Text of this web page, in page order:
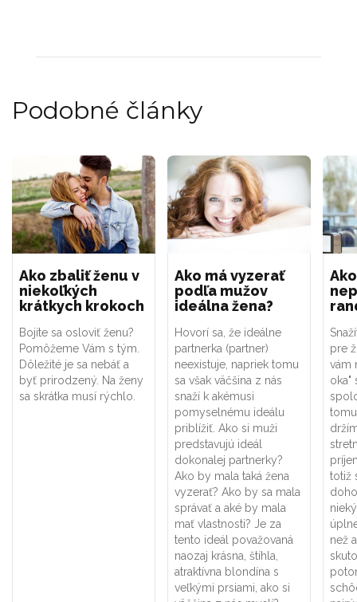
Podobné články
Ako zbaliť ženu v
niekoľkých
krátkych krokoch
Bojíte sa osloviť ženu?
Pomôžeme Vám s tým.
Dôležité je sa nebáť a
byť prirodzený. Na ženy
sa skrátka musí rýchlo.
Ako má vyzerať
podľa mužov
ideálna žena?
Hovorí sa, že ideálne
partnerka (partner)
neexistuje, napriek tomu
sa však väčšina z nás
snaží k akémusi
pomyselnému ideálu
priblížiť. Ako si muži
predstavujú ideál
dokonalej partnerky?
Ako by mala taká žena
vyzerať? Ako by sa mala
správať a aké by mala
mať vlastnosti? Je za
tento ideál považovaná
naozaj krásna, štíhla,
atraktívna blondína s
veľkými prsiami, ako si
pre
vám
oka"
totiž
než